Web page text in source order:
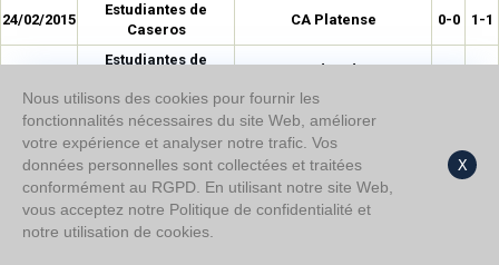
24/02/2015
Estudiantes de
Caseros
CA Platense 0-0 1-1
18/11/2014
Estudiantes de
Brown de Adrouge 0-0 1-0
02/11/2014
Caseros
Chacarita Juniors
22/10/2014
Estudiantes de
Caseros
Colegiales 0-0 1-1
12/10/2014
Estudiantes de
Caseros
Atletico Atlanta
Nous utilisons des cookies pour fournir les
fonctionnalités nécessaires du site Web, améliorer
votre expérience et analyser notre trafic. Vos
données personnelles sont collectées et traitées
conformément au RGPD. En utilisant notre site Web,
vous acceptez notre Politique de confidentialité et
notre utilisation de cookies.
X